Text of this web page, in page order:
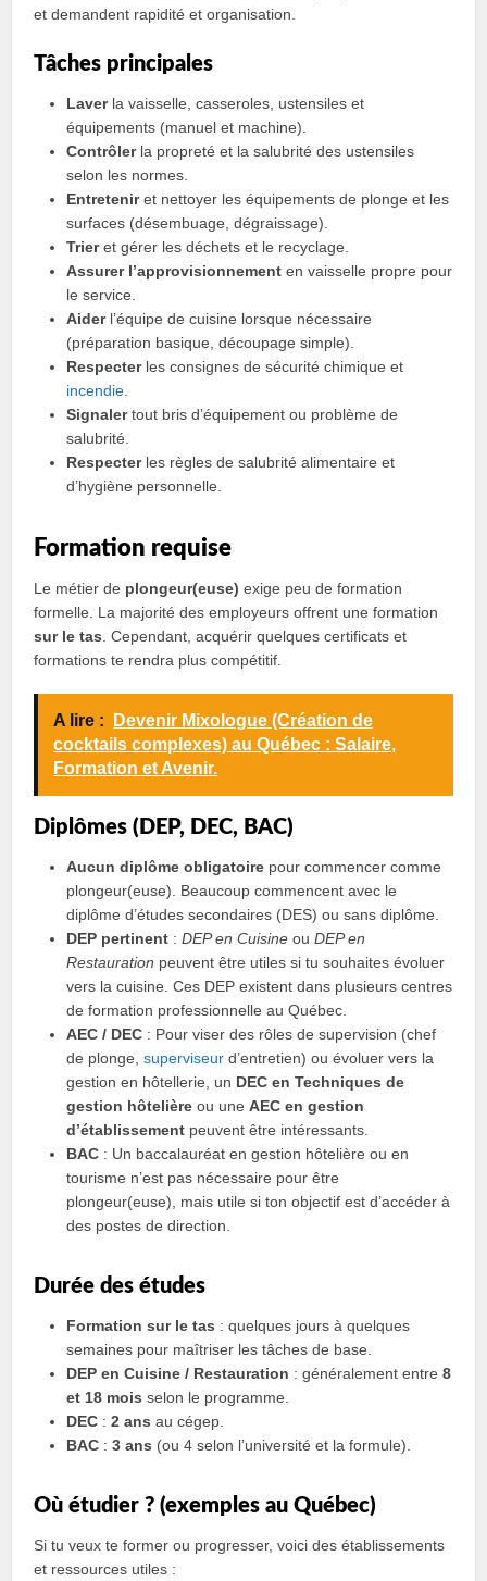
et demandent rapidité et organisation.
Tâches principales
Laverla vaisselle, casseroles, ustensiles et
équipements (manuel et machine).
Contrôlerla propreté et la salubrité des ustensiles
selon les normes.
Entreteniret nettoyer les équipements de plonge et les
surfaces (désembuage, dégraissage).
Trieret gérer les déchets et le recyclage.
Assurer l’approvisionnement en vaisselle propre pour
le service.
Aiderl’équipe de cuisine lorsque nécessaire
(préparation basique, découpage simple).
Respecterles consignes de sécurité chimique et
incendie
Signalertout bris d’équipement ou problème de
salubrité.
Respecterles règles de salubrité alimentaire et
d’hygiène personnelle.
Formation requise
Le métier de plongeur(euse) exige peu de formation
formelle. La majorité des employeurs offrent une formation
sur le tas . Cependant, acquérir quelques certificats et
formations te rendra plus compétitif.
A lire :
Devenir Mixologue (Création de
cocktails complexes) au Québec : Salaire,
Formation et Avenir.
Diplômes (DEP, DEC, BAC)
Aucun diplôme obligatoire pour commencer comme
plongeur(euse). Beaucoup commencent avec le
diplôme d’études secondaires (DES) ou sans diplôme.
DEP pertinent :DEP en Cuisine ouDEP en
Restauration peuvent être utiles si tu souhaites évoluer
vers la cuisine. Ces DEP existent dans plusieurs centres
de formation professionnelle au Québec.
AEC / DEC : Pour viser des rôles de supervision (chef
de plonge,superviseur d’entretien) ou évoluer vers la
gestion en hôtellerie, un DEC en Techniques de
gestion hôtelière ou uneAEC en gestion
d’établissement peuvent être intéressants.
BAC : Un baccalauréat en gestion hôtelière ou en
tourisme n’est pas nécessaire pour être
plongeur(euse), mais utile si ton objectif est d’accéder à
des postes de direction.
Durée des études
Formation sur le tas : quelques jours à quelques
semaines pour maîtriser les tâches de base.
DEP en Cuisine / Restauration : généralement entre8
et 18 mois selon le programme.
DEC :2 ans au cégep.
BAC :3 ans (ou 4 selon l’université et la formule).
Où étudier ? (exemples au Québec)
Si tu veux te former ou progresser, voici des établissements
et ressources utiles :